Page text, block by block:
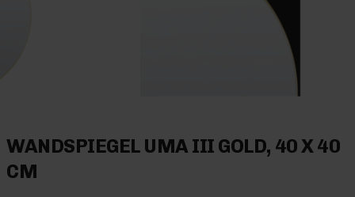
WANDSPIEGEL UMA III GOLD, 40 X 40
CM